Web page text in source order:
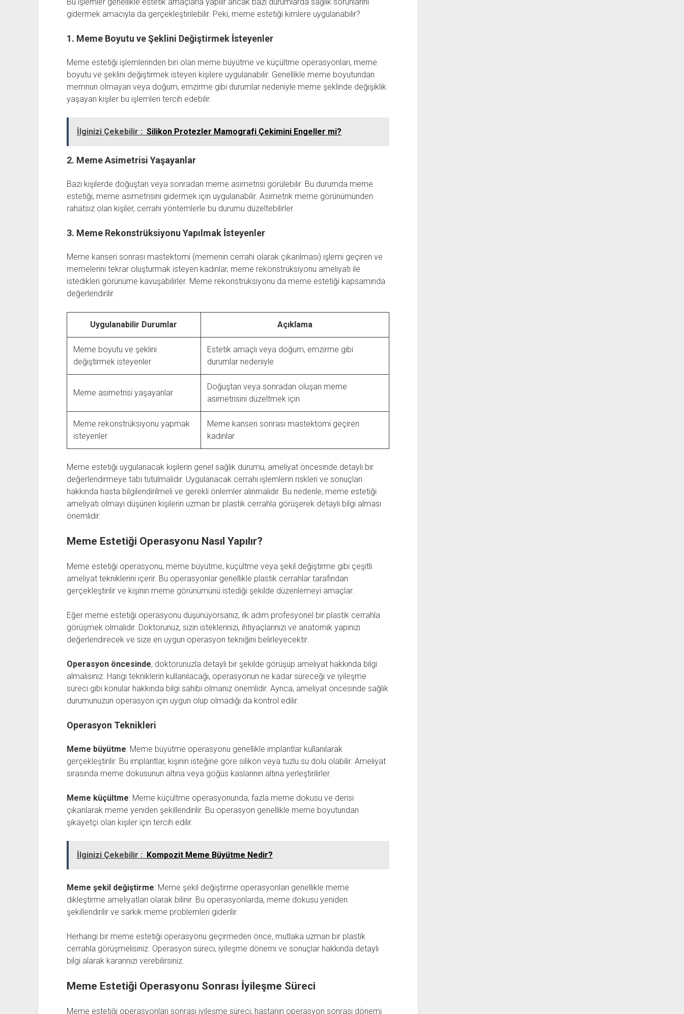
gidermek amacıyla da gerçekleştirilebilir. Peki, meme estetiği kimlere uygulanabilir?
1. Meme Boyutu ve Şeklini Değiştirmek İsteyenler
Meme estetiği işlemlerinden biri olan meme büyütme ve küçültme operasyonları, meme
boyutu ve şeklini değiştirmek isteyen kişilere uygulanabilir. Genellikle meme boyutundan
memnun olmayan veya doğum, emzirme gibi durumlar nedeniyle meme şeklinde değişiklik
yaşayan kişiler bu işlemleri tercih edebilir.
İlginizi Çekebilir : Silikon Protezler Mamografi Çekimini Engeller mi?
2. Meme Asimetrisi Yaşayanlar
Bazı kişilerde doğuştan veya sonradan meme asimetrisi görülebilir. Bu durumda meme
estetiği, meme asimetrisini gidermek için uygulanabilir. Asimetrik meme görünümünden
rahatsız olan kişiler, cerrahi yöntemlerle bu durumu düzeltebilirler.
3. Meme Rekonstrüksiyonu Yapılmak İsteyenler
Meme kanseri sonrası mastektomi (memenin cerrahi olarak çıkarılması) işlemi geçiren ve
memelerini tekrar oluşturmak isteyen kadınlar, meme rekonstrüksiyonu ameliyatı ile
istedikleri görünüme kavuşabilirler. Meme rekonstrüksiyonu da meme estetiği kapsamında
değerlendirilir.
Uygulanabilir Durumlar Açıklama
Meme boyutu ve şeklini
değiştirmek isteyenler
Estetik amaçlı veya doğum, emzirme gibi
durumlar nedeniyle
Meme asimetrisi yaşayanlar
Doğuştan veya sonradan oluşan meme
asimetrisini düzeltmek için
Meme rekonstrüksiyonu yapmak
isteyenler
Meme kanseri sonrası mastektomi geçiren
kadınlar
Meme estetiği uygulanacak kişilerin genel sağlık durumu, ameliyat öncesinde detaylı bir
değerlendirmeye tabi tutulmalıdır. Uygulanacak cerrahi işlemlerin riskleri ve sonuçları
hakkında hasta bilgilendirilmeli ve gerekli önlemler alınmalıdır. Bu nedenle, meme estetiği
ameliyatı olmayı düşünen kişilerin uzman bir plastik cerrahla görüşerek detaylı bilgi alması
önemlidir.
Meme Estetiği Operasyonu Nasıl Yapılır?
Meme estetiği operasyonu, meme büyütme, küçültme veya şekil değiştirme gibi çeşitli
ameliyat tekniklerini içerir. Bu operasyonlar genellikle plastik cerrahlar tarafından
gerçekleştirilir ve kişinin meme görünümünü istediği şekilde düzenlemeyi amaçlar.
Eğer meme estetiği operasyonu düşünüyorsanız, ilk adım profesyonel bir plastik cerrahla
görüşmek olmalıdır. Doktorunuz, sizin isteklerinizi, ihtiyaçlarınızı ve anatomik yapınızı
değerlendirecek ve size en uygun operasyon tekniğini belirleyecektir.
Operasyon öncesinde, doktorunuzla detaylı bir şekilde görüşüp ameliyat hakkında bilgi
almalısınız. Hangi tekniklerin kullanılacağı, operasyonun ne kadar süreceği ve iyileşme
süreci gibi konular hakkında bilgi sahibi olmanız önemlidir. Ayrıca, ameliyat öncesinde sağlık
durumunuzun operasyon için uygun olup olmadığı da kontrol edilir.
Operasyon Teknikleri
Meme büyütme: Meme büyütme operasyonu genellikle implantlar kullanılarak
gerçekleştirilir. Bu implantlar, kişinin isteğine göre silikon veya tuzlu su dolu olabilir. Ameliyat
sırasında meme dokusunun altına veya göğüs kaslarının altına yerleştirilirler.
Meme küçültme: Meme küçültme operasyonunda, fazla meme dokusu ve derisi
çıkarılarak meme yeniden şekillendirilir. Bu operasyon genellikle meme boyutundan
şikayetçi olan kişiler için tercih edilir.
İlginizi Çekebilir : Kompozit Meme Büyütme Nedir?
Meme şekil değiştirme: Meme şekil değiştirme operasyonları genellikle meme
dikleştirme ameliyatları olarak bilinir. Bu operasyonlarda, meme dokusu yeniden
şekillendirilir ve sarkık meme problemleri giderilir.
Herhangi bir meme estetiği operasyonu geçirmeden önce, mutlaka uzman bir plastik
cerrahla görüşmelisiniz. Operasyon süreci, iyileşme dönemi ve sonuçlar hakkında detaylı
bilgi alarak kararınızı verebilirsiniz.
Meme Estetiği Operasyonu Sonrası İyileşme Süreci
Meme estetiği operasyonları sonrası iyileşme süreci, hastanın operasyon sonrası dönemi